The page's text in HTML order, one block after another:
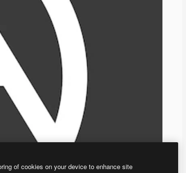
of cookies on your device to enhance site